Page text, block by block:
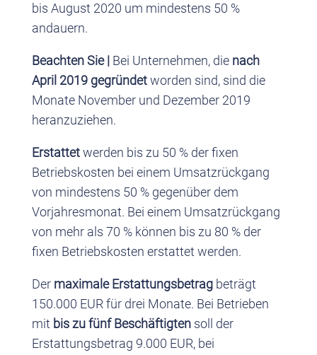
bis August 2020 um mindestens 50 %
andauern.
Beachten Sie | Bei Unternehmen, die nach
April 2019 gegründetworden sind, sind die
Monate November und Dezember 2019
heranzuziehen.
Erstattetwerden bis zu 50 % der fixen
Betriebskosten bei einem Umsatzrückgang
von mindestens 50 % gegenüber dem
Vorjahresmonat. Bei einem Umsatzrückgang
von mehr als 70 % können bis zu 80 % der
fixen Betriebskosten erstattet werden.
Der maximale Erstattungsbetragbeträgt
150.000 EUR für drei Monate. Bei Betrieben
mit bis zu fünf Beschäftigtensoll der
Erstattungsbetrag 9.000 EUR, bei